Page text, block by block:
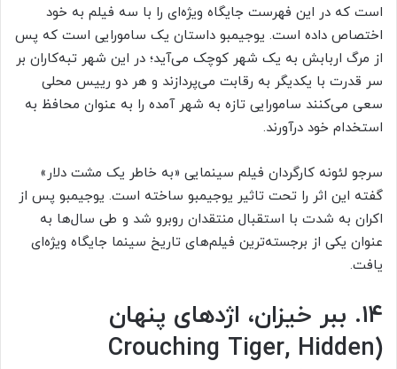
است که در این فهرست جایگاه ویژه‌ای را با سه فیلم به خود
اختصاص داده است. یوجیمبو داستان یک سامورایی است که پس
از مرگ اربابش به یک شهر کوچک می‌آید؛ در این شهر تبه‌کاران بر
سر قدرت با یکدیگر به رقابت می‌پردازند و هر دو رییس محلی
سعی می‌کنند سامورایی تازه به شهر آمده را به عنوان محافظ به
استخدام خود درآورند.
سرجو لئونه کارگردان فیلم سینمایی «به خاطر یک مشت دلار»
گفته این اثر را تحت تاثیر یوجیمبو ساخته است. یوجیمبو پس از
اکران به شدت با استقبال منتقدان روبرو شد و طی سال‌ها به
عنوان یکی از برجسته‌ترین فیلم‌های تاریخ سینما جایگاه ویژه‌ای
یافت.
۱۴. ببر خیزان، اژدهای پنهان
(Crouching Tiger, Hidden